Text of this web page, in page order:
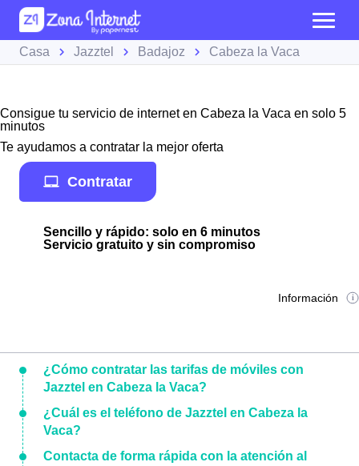
Casa Jazztel Badajoz Cabeza la Vaca
Consigue tu servicio de internet en Cabeza la Vaca en solo 5
minutos
Te ayudamos a contratar la mejor oferta
Contratar
Sencillo y rápido: solo en 6 minutos
Servicio gratuito y sin compromiso
Información
¿Cómo contratar las tarifas de móviles con
Jazztel en Cabeza la Vaca?
¿Cuál es el teléfono de Jazztel en Cabeza la
Vaca?
Contacta de forma rápida con la atención al